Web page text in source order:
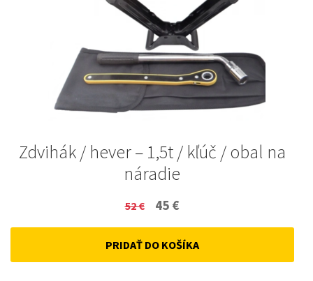
Zdvihák / hever – 1,5t / kľúč / obal na
náradie
52€
Original
price
was:
45 €
price
is:
PRIDAŤ DO KOŠÍKA